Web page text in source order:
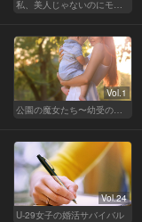
Vol.1
Vol.24
U-29女子の婚活サバイバル